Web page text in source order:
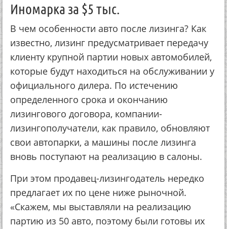
Иномарка за $5 тыс.
В чем особенности авто после лизинга? Как
известно, лизинг предусматривает передачу
клиенту крупной партии новых автомобилей,
которые будут находиться на обслуживании у
официального дилера. По истечению
определенного срока и окончанию
лизингового договора, компании-
лизингополучатели, как правило, обновляют
свои автопарки, а машины после лизинга
вновь поступают на реализацию в салоны.
При этом продавец-лизингодатель нередко
предлагает их по цене ниже рыночной.
«Скажем, мы выставляли на реализацию
партию из 50 авто, поэтому были готовы их